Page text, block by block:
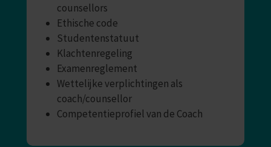
counsellors
Ethische code
Studentenstatuut
Klachtenregeling
Examenreglement
Wettelijke verplichtingen als
coach/counsellor
Competentieprofiel van de Coach